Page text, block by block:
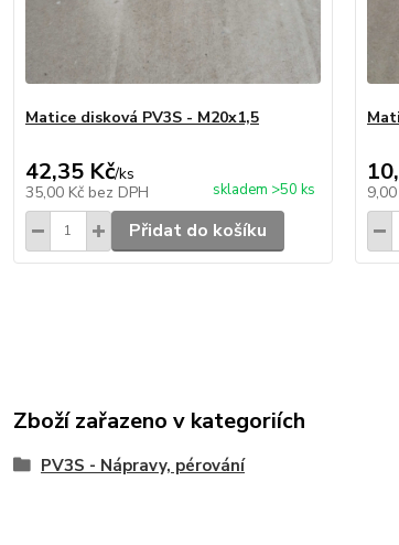
Matice disková PV3S - M20x1,5
42,35 Kč/ks
35,00 Kč bez DPH skladem >50 ks
Přidat do košíku
Zboží zařazeno v kategoriích
PV3S - Nápravy, pérování